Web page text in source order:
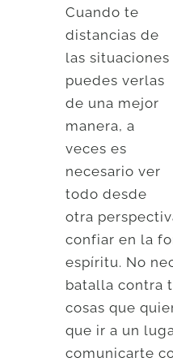
Cuando te
distancias de
las situaciones
puedes verlas
de una mejor
manera, a
veces es
necesario ver
todo desde
otra
confiar en la
espíritu. No
batalla contra
cosas que
que ir a un
comunicarte